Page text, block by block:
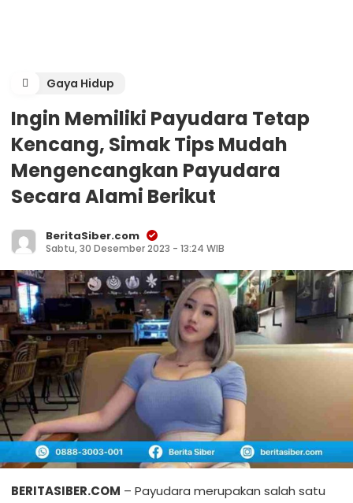
Gaya Hidup
Ingin Memiliki Payudara Tetap
Kencang, Simak Tips Mudah
Mengencangkan Payudara
Secara Alami Berikut
BeritaSiber.com
Sabtu, 30 Desember 2023 - 13:24 WIB
BERITASIBER.COM – Payudara merupakan salah satu